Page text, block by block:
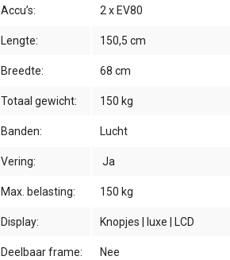
Accu’s: 2 x EV80
Lengte: 150,5 cm
Breedte: 68 cm
Totaal gewicht: 150 kg
Banden: Lucht
Vering: Ja
Max. belasting: 150 kg
Display: Knopjes | luxe | LCD
Deelbaar frame: Nee